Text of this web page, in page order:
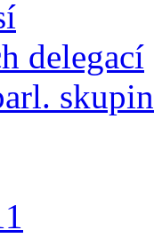
delegací
skupin